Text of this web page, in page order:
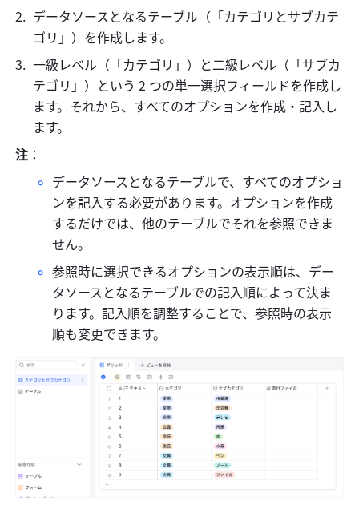
データソースとなるテーブル（「カテゴリとサブカテ
ゴリ」）を作成します。
一級レベル（「カテゴリ」）と二級レベル（「サブカ
テゴリ」）という 2 つの単一選択フィールドを作成し
ます。それから、すべてのオプションを作成・記入し
ます。
注 ：
データソースとなるテーブルで、すべてのオプショ
ンを記入する必要があります。オプションを作成
するだけでは、他のテーブルでそれを参照できま
せん。
参照時に選択できるオプションの表示順は、デー
タソースとなるテーブルでの記入順によって決ま
ります。記入順を調整することで、参照時の表示
順も変更できます。